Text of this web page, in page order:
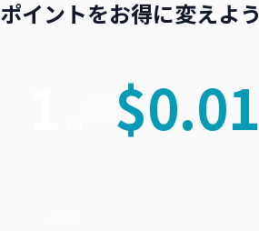
ポイントをお得に変えよう
$0.01